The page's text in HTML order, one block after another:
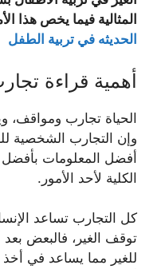
المثالية فيما يخص هذا
الحديثه في تربية الطفل
أهمية قراءة
الحياة تجارب ومواقف،
وإن التجارب الشخصية
أفضل المعلومات
الكلية لأحد الأمور.
كل التجارب تساعد
توقف الغير، فالبعض
للغير مما يساعد في أخذ